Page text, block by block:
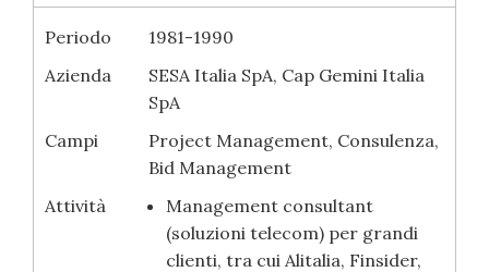
Periodo
1981-1990
Azienda
SESA Italia SpA, Cap Gemini Italia
SpA
Campi
Project Management, Consulenza,
Bid Management
Attività
Management consultant
(soluzioni telecom) per grandi
clienti, tra cui Alitalia, Finsider,